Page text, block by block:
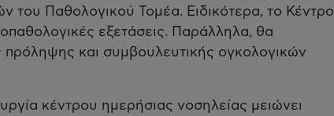
του Παθολογικού Τομέα. Ειδικότερα, το Κέντρο
εξετάσεις. Παράλληλα, θα
πρόληψης και συμβουλευτικής ογκολογικών
κέντρου ημερήσιας νοσηλείας μειώνει